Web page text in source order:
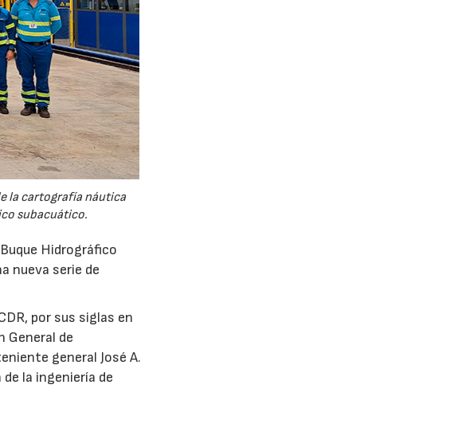
la cartografía náutica
subacuático.
Hidrográfico
nueva serie de
por sus siglas en
General de
general José A.
la ingeniería de